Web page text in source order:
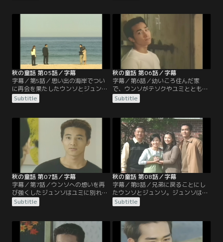
ネを連れ、アメリカに行ってしま
う。それから数年後…。
電話交換オペレーターから彼専属の
メイドになっていた。テソクから嫌
がらせを受けながらも、仕事を続け
るしかないウンソ。しかし、意外に
もウンソはテソクから告白されるこ
とになる。
秋の童話 第05話／字幕
字幕／第5話／思い出の海岸でつい
に再会を果たしたウンソとジュン
ソ。また出会えた事を喜びつつも、
貧しく苦しい状況の中で育ったウン
は古い学校で一緒に暮らすようにな
る。一方ウンソに惹かれていくテソ
クは、ついに本当の愛を知るように
なる。
Subtitle
秋の童話 第06話／字幕
字幕／第6話／幼いころ住んだ家
で、ウンソがテソクやユミとともに
楽しい夜を過ごしているところへ、
突然シネが帰国する。そしてユミと
妹として暮らしていたという事実を
知る。そんな中、ジュンソとウンソ
は、次第に兄弟以上の感情を抱くよ
うになる。
Subtitle
秋の童話 第07話／字幕
字幕／第7話／ウンソへの想いを再
び強くしたジュンソはユミに別れを
告げる。しかし、ユミは絶対に諦め
ないと別れを承知しない。ユミに協
ュンソへの気持ちを隠し、テソクと
付き合うことを決める。
Subtitle
秋の童話 第08話／字幕
字幕／第8話／兄弟に戻ることにし
たウンソとジュンソ。ジュンソはユ
ミと一緒に暮らすことを決め、ウン
ソもまた、テソクの部屋で暮らし始
い出に、内緒で山荘へ旅行に出かけ
るのだが、思わぬ事態が起こる。
Subtitle